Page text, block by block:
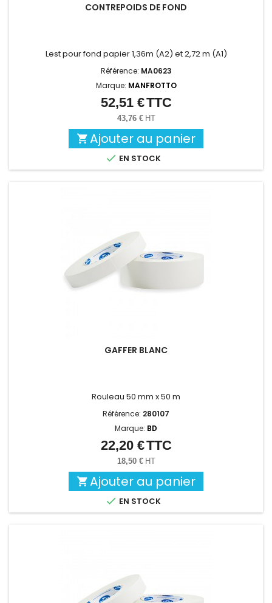
CONTREPOIDS DE FOND
Lest pour fond papier 1,36m (A2) et 2,72 m (A1)
Référence: MA0623
Marque: MANFROTTO
Prix
52,51 €TTC
43,76 € HT
 Ajouter au panier
 EN STOCK
GAFFER BLANC
Rouleau 50 mm x 50 m
Référence: 280107
Marque: BD
Prix
22,20 €TTC
18,50 € HT
 Ajouter au panier
 EN STOCK